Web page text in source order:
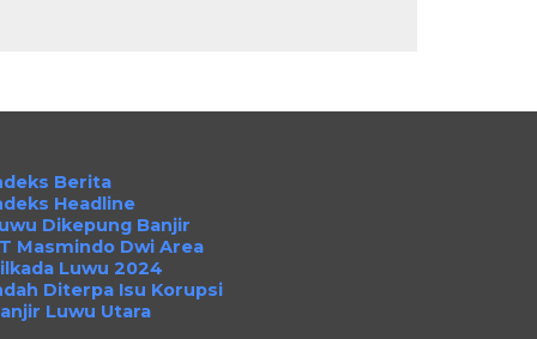
Berita
Headline
Dikepung Banjir
Masmindo Dwi Area
Luwu 2024
Diterpa Isu Korupsi
Luwu Utara